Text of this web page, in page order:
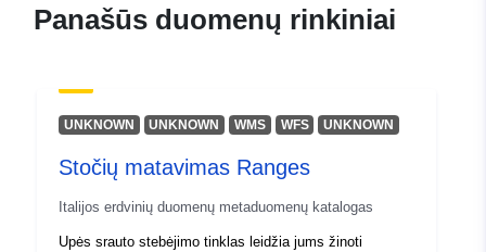
45.56 ], [ 12.32, 45.56 ], [
Identifikatoriai: r_friuve:m4901-cc-i9593
uriRef:
http://data.europa.eu/88u/dataset/
m4901-cc-i9593
Panašūs duomenų rinkiniai
UNKNOWN UNKNOWN WMS WFS UNKNOWN
Stočių matavimas Ranges
Italijos erdvinių duomenų metaduomenų katalogas
Upės srauto stebėjimo tinklas leidžia jums žinoti